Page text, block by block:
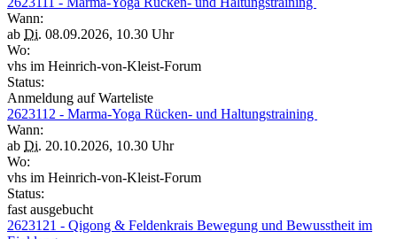
Wann:
ab Di. 08.09.2026, 10.30 Uhr
Wo:
vhs im Heinrich-von-Kleist-Forum
Status:
Anmeldung auf Warteliste
2623112 - Marma-Yoga Rücken- und Haltungstraining
Wann:
ab Di. 20.10.2026, 10.30 Uhr
Wo:
vhs im Heinrich-von-Kleist-Forum
Status:
fast ausgebucht
2623121 - Qigong & Feldenkrais Bewegung und Bewusstheit im